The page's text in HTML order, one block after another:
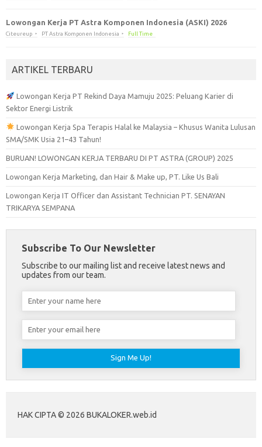
Lowongan Kerja PT Astra Komponen Indonesia (ASKI) 2026
Citeureup PT Astra Komponen Indonesia Full Time
ARTIKEL TERBARU
Lowongan Kerja PT Rekind Daya Mamuju 2025: Peluang Karier di
Sektor Energi Listrik
Lowongan Kerja Spa Terapis Halal ke Malaysia – Khusus Wanita Lulusan
SMA/SMK Usia 21–43 Tahun!
BURUAN! LOWONGAN KERJA TERBARU DI PT ASTRA (GROUP) 2025
Lowongan Kerja Marketing, dan Hair & Make up, PT. Like Us Bali
Lowongan Kerja IT Officer dan Assistant Technician PT. SENAYAN
TRIKARYA SEMPANA
Subscribe To Our Newsletter
Subscribe to our mailing list and receive latest news and
updates from our team.
HAK CIPTA © 2026 BUKALOKER.web.id